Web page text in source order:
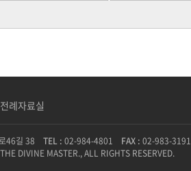
전례자료실
46길 38 TEL : 02-984-4801 FAX : 02-983-3191
DIVINE MASTER., ALL RIGHTS RESERVED.